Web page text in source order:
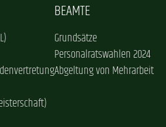
BEAMTE
Grundsätze
Personalratswahlen 2024
Abgeltung von Mehrarbeit